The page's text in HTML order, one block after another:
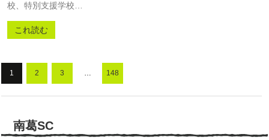
校、特別支援学校…
これ読む
1 2 3 … 148
南葛SC